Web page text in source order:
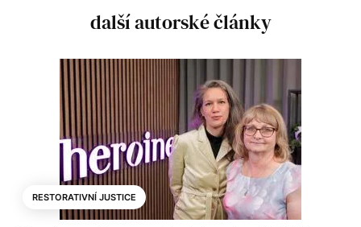
další autorské články
RESTORATIVNÍ JUSTICE